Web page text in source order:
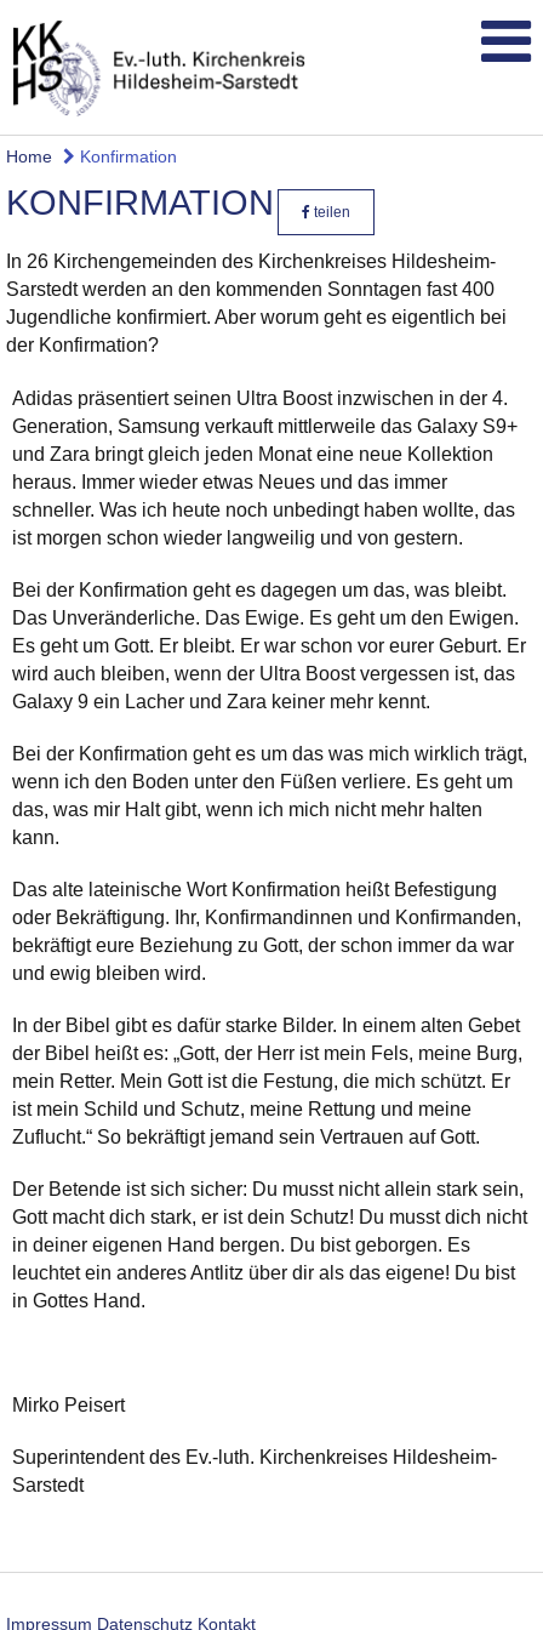
Home Konfirmation
KONFIRMATION teilen
In 26 Kirchengemeinden des Kirchenkreises Hildesheim-
Sarstedt werden an den kommenden Sonntagen fast 400
Jugendliche konfirmiert. Aber worum geht es eigentlich bei
der Konfirmation?
Adidas präsentiert seinen Ultra Boost inzwischen in der 4.
Generation, Samsung verkauft mittlerweile das Galaxy S9+
und Zara bringt gleich jeden Monat eine neue Kollektion
heraus. Immer wieder etwas Neues und das immer
schneller. Was ich heute noch unbedingt haben wollte, das
ist morgen schon wieder langweilig und von gestern.
Bei der Konfirmation geht es dagegen um das, was bleibt.
Das Unveränderliche. Das Ewige. Es geht um den Ewigen.
Es geht um Gott. Er bleibt. Er war schon vor eurer Geburt. Er
wird auch bleiben, wenn der Ultra Boost vergessen ist, das
Galaxy 9 ein Lacher und Zara keiner mehr kennt.
Bei der Konfirmation geht es um das was mich wirklich trägt,
wenn ich den Boden unter den Füßen verliere. Es geht um
das, was mir Halt gibt, wenn ich mich nicht mehr halten
kann.
Das alte lateinische Wort Konfirmation heißt Befestigung
oder Bekräftigung. Ihr, Konfirmandinnen und Konfirmanden,
bekräftigt eure Beziehung zu Gott, der schon immer da war
und ewig bleiben wird.
In der Bibel gibt es dafür starke Bilder. In einem alten Gebet
der Bibel heißt es: „Gott, der Herr ist mein Fels, meine Burg,
mein Retter. Mein Gott ist die Festung, die mich schützt. Er
ist mein Schild und Schutz, meine Rettung und meine
Zuflucht.“ So bekräftigt jemand sein Vertrauen auf Gott.
Der Betende ist sich sicher: Du musst nicht allein stark sein,
Gott macht dich stark, er ist dein Schutz! Du musst dich nicht
in deiner eigenen Hand bergen. Du bist geborgen. Es
leuchtet ein anderes Antlitz über dir als das eigene! Du bist
in Gottes Hand.
Mirko Peisert
Superintendent des Ev.-luth. Kirchenkreises Hildesheim-
Sarstedt
Impressum Datenschutz Kontakt